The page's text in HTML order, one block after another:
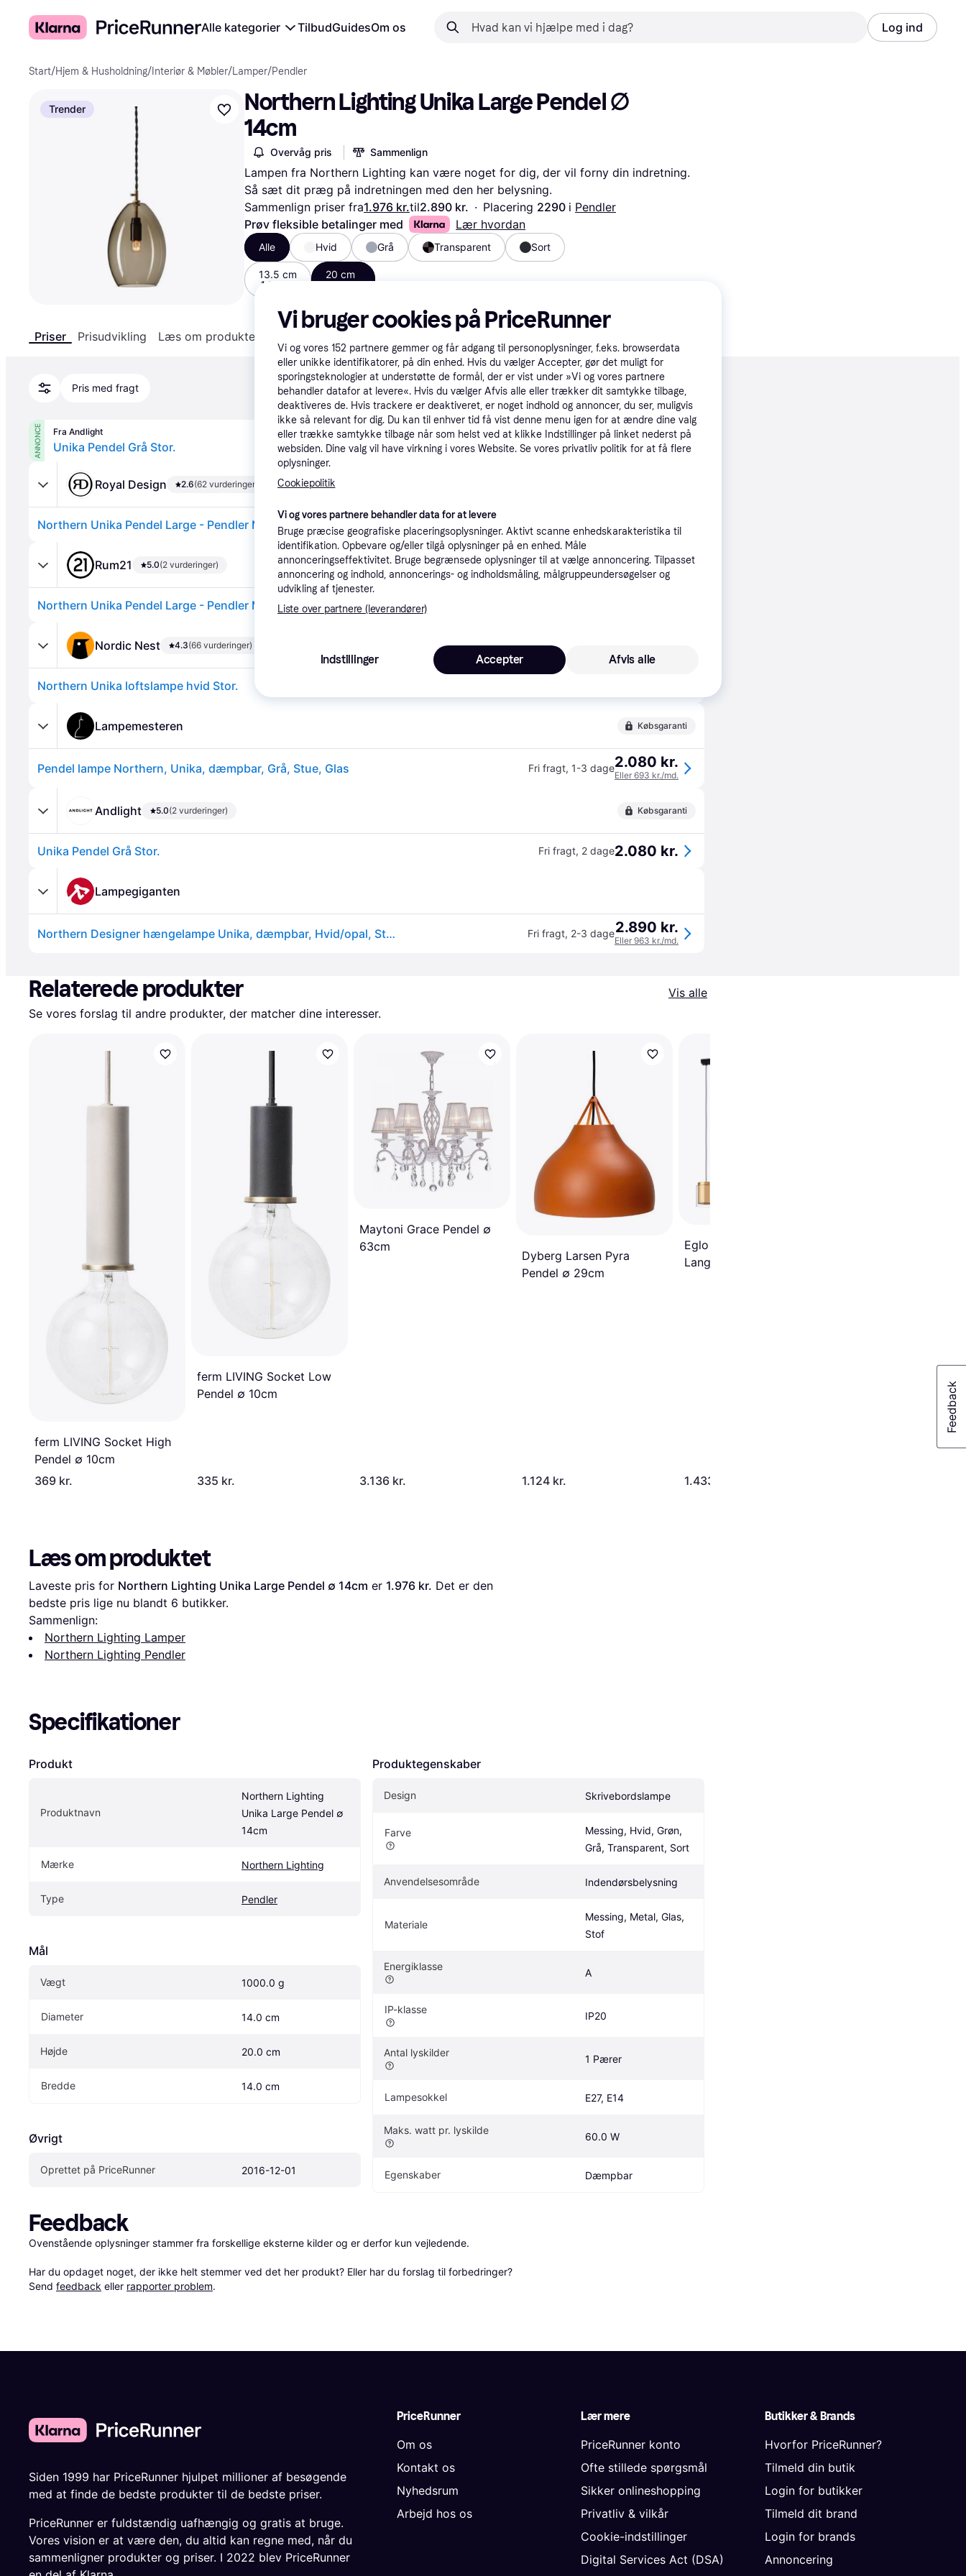
Alle kategorier TilbudGuidesOm os Log ind
Start/Hjem & Husholdning/ Interiør & Møbler/Lamper/Pendler
Trender
Northern Lighting Unika Large Pendel ∅
14cm
Overvåg pris Sammenlign
Lampen fra Northern Lighting kan være noget for dig, der vil forny din indretning.
Så sæt dit præg på indretningen med den her belysning.
Sammenlign priser fra1.976 kr.til2.890 kr. · Placering 2290 i Pendler
Prøv fleksible betalinger med
Lær hvordan
Alle Hvid Grå Transparent Sort
13.5 cm
1.861 kr.
20 cm
1.976 kr.
Priser Prisudvikling Læs om produktet
Pris med fragt Promoveret
ANNONCE Fra Andlight
Unika Pendel Grå Stor. Fri fragt,2 dage2.080 kr.
Royal Design 2.6(62 vurderinger)
Northern Unika Pendel Large - Pendler Mundblæst Glas Hvid - 533. Laveste pris · 2-3 dage 1.976 kr.
Rum21 5.0(2 vurderinger)
Northern Unika Pendel Large - Pendler Mundblæst Glas Hvid - 533.
Nordic Nest 4.3(66 vurderinger)
Northern Unika loftslampe hvid Stor.
Lampemesteren Købsgaranti
Pendel lampe Northern, Unika, dæmpbar, Grå, Stue, Glas Fri fragt, 1-3 dage2.080 kr.
Eller 693 kr./md.
Andlight 5.0(2 vurderinger) Købsgaranti
Unika Pendel Grå Stor. Fri fragt, 2 dage2.080 kr.
Lampegiganten
Northern Designer hængelampe Unika, dæmpbar, Hvid/opal, Stue/spisestue, Glas, Design Fri fragt, 2-3 dage2.890 kr.
Eller 963 kr./md.
Relaterede produkter
Vis alle
Se vores forslag til andre produkter, der matcher dine interesser.
ferm LIVING Socket High
Pendel ∅ 10cm
369 kr.
ferm LIVING Socket Low
Pendel ∅ 10cm
335 kr.
Maytoni Grace Pendel ∅
63cm
3.136 kr.
Dyberg Larsen Pyra
Pendel ∅ 29cm
1.124 kr.
Eglo Lagunitas
Langborsdpendel 3xE27
1.433 kr.
Læs om produktet
Laveste pris for Northern Lighting Unika Large Pendel ∅ 14cm er 1.976 kr. Det er den
bedste pris lige nu blandt 6 butikker.
Sammenlign:
Northern Lighting Lamper
Northern Lighting Pendler
Specifikationer
Produkt
Produktnavn
Northern Lighting
Unika Large Pendel ∅
14cm
Mærke Northern Lighting
Type Pendler
Mål
Vægt 1000.0 g
Diameter 14.0 cm
Højde 20.0 cm
Bredde 14.0 cm
Øvrigt
Oprettet på PriceRunner 2016-12-01
Produktegenskaber
Design Skrivebordslampe
Farve
Messing, Hvid, Grøn,
Grå, Transparent, Sort
Anvendelsesområde Indendørsbelysning
Materiale
Messing, Metal, Glas,
Stof
Energiklasse
A
IP-klasse
IP20
Antal lyskilder
1 Pærer
Lampesokkel E27, E14
Maks. watt pr. lyskilde
60.0 W
Egenskaber Dæmpbar
Feedback
Ovenstående oplysninger stammer fra forskellige eksterne kilder og er derfor kun vejledende.
Har du opdaget noget, der ikke helt stemmer ved det her produkt? Eller har du forslag til forbedringer?
Send feedback eller rapporter problem.
PriceRunner
Om os
Kontakt os
Nyhedsrum
Arbejd hos os
Lær mere
PriceRunner konto
Ofte stillede spørgsmål
Sikker onlineshopping
Privatliv & vilkår
Cookie-indstillinger
Digital Services Act (DSA)
Butikker & Brands
Hvorfor PriceRunner?
Tilmeld din butik
Login for butikker
Tilmeld dit brand
Login for brands
Annoncering
Siden 1999 har PriceRunner hjulpet millioner af besøgende
med at finde de bedste produkter til de bedste priser.
PriceRunner er fuldstændig uafhængig og gratis at bruge.
Vores vision er at være den, du altid kan regne med, når du
sammenligner produkter og priser. I 2022 blev PriceRunner
Vi bruger cookies på PriceRunner
Vi og vores 152 partnere gemmer og får adgang til personoplysninger, f.eks. browserdata
eller unikke identifikatorer, på din enhed. Hvis du vælger Accepter, gør det muligt for
sporingsteknologier at understøtte de formål, der er vist under »Vi og vores partnere
behandler datafor at levere«. Hvis du vælger Afvis alle eller trækker dit samtykke tilbage,
deaktiveres de. Hvis trackere er deaktiveret, er noget indhold og annoncer, du ser, muligvis
ikke så relevant for dig. Du kan til enhver tid få vist denne menu igen for at ændre dine valg
eller trække samtykke tilbage når som helst ved at klikke Indstillinger på linket nederst på
websiden. Dine valg vil have virkning i vores Website. Se vores privatliv politik for at få flere
oplysninger.
Cookiepolitik
Vi og vores partnere behandler data for at levere
Bruge præcise geografiske placeringsoplysninger. Aktivt scanne enhedskarakteristika til
identifikation. Opbevare og/eller tilgå oplysninger på en enhed. Måle
annonceringseffektivitet. Bruge begrænsede oplysninger til at vælge annoncering. Tilpasset
annoncering og indhold, annoncerings- og indholdsmåling, målgruppeundersøgelser og
udvikling af tjenester.
Liste over partnere (leverandører)
Indstillinger Afvis alle
Accepter